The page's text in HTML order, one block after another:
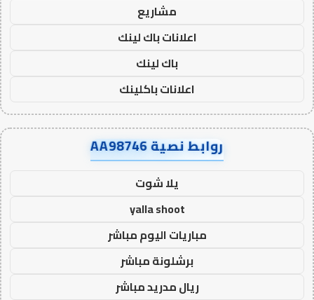
مشاريع
اعلانات باك لينك
باك لينك
اعلانات باكلينك
روابط نصية AA98746
يلا شوت
yalla shoot
مباريات اليوم مباشر
برشلونة مباشر
ريال مدريد مباشر